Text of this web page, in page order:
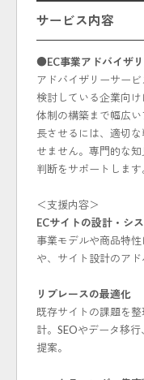
サービス内容
●EC事業アドバイザ
アドバイザリーサー
検討している企業向
体制の構築まで幅広
長させるには、適切
せません。専門的な
判断をサポートします
＜支援内容＞
ECサイトの設計・シ
事業モデルや商品特
や、サイト設計のアド
リプレースの最適化
既存サイトの課題を
計。SEOやデータ移
提案。